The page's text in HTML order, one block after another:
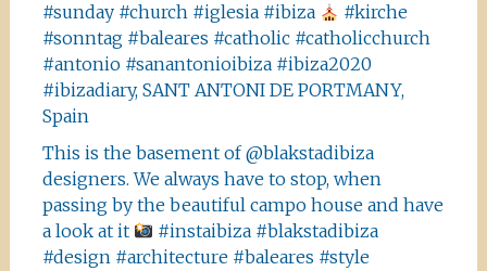
#sunday #church #iglesia #ibiza
#kirche
#sonntag #baleares #catholic #catholicchurch
#antonio #sanantonioibiza #ibiza2020
#ibizadiary, SANT ANTONI DE PORTMANY,
Spain
This is the basement of @blakstadibiza
designers. We always have to stop, when
passing by the beautiful campo house and have
a look at it
#instaibiza #blakstadibiza
#design #architecture #baleares #style